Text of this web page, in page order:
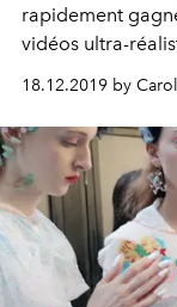
rapidement
vidéos ultra-
grande surface
l'occasion des
tradition de Noël
bien plus.
18.12.2019 by